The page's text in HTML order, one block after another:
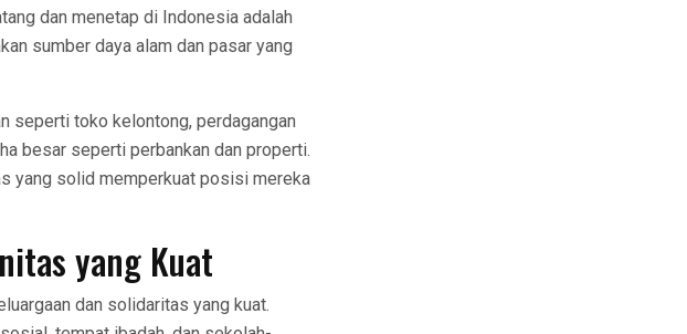
dan menetap di Indonesia adalah
sumber daya alam dan pasar yang
seperti toko kelontong, perdagangan
besar seperti perbankan dan properti.
yang solid memperkuat posisi mereka
yang Kuat
dan solidaritas yang kuat.